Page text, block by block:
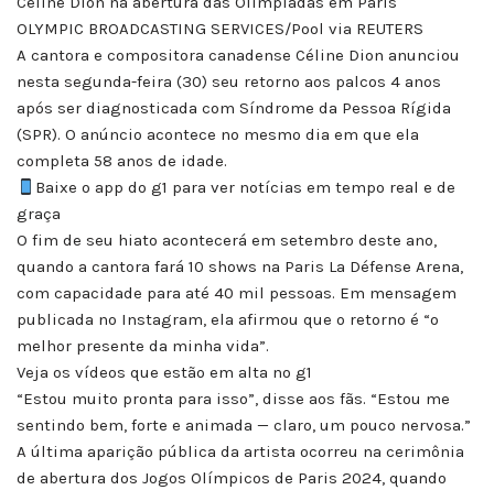
OLYMPIC BROADCASTING SERVICES/Pool via REUTERS
A cantora e compositora canadense Céline Dion anunciou
nesta segunda-feira (30) seu retorno aos palcos 4 anos
após ser diagnosticada com Síndrome da Pessoa Rígida
(SPR). O anúncio acontece no mesmo dia em que ela
completa 58 anos de idade.
Baixe o app do g1 para ver notícias em tempo real e de
graça
O fim de seu hiato acontecerá em setembro deste ano,
quando a cantora fará 10 shows na Paris La Défense Arena,
com capacidade para até 40 mil pessoas. Em mensagem
publicada no Instagram, ela afirmou que o retorno é “o
melhor presente da minha vida”.
Veja os vídeos que estão em alta no g1
“Estou muito pronta para isso”, disse aos fãs. “Estou me
sentindo bem, forte e animada — claro, um pouco nervosa.”
A última aparição pública da artista ocorreu na cerimônia
de abertura dos Jogos Olímpicos de Paris 2024, quando